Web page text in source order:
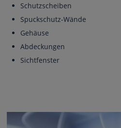
Schutzscheiben
Spuckschutz-Wände
Gehäuse
Abdeckungen
Sichtfenster